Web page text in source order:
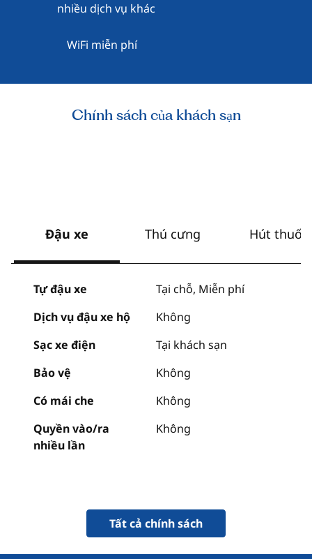
nhiều dịch vụ khác
WiFi miễn phí
Chính sách của khách sạn
Đậu xe Thú cưng Hút thuốc
Tự đậu xe Tại chỗ, Miễn phí
Dịch vụ đậu xe hộ
Không
Sạc xe điện
Tại khách sạn
Bảo vệ
Không
Có mái che
Không
Quyền vào/ra
nhiều lần
Không
Tất cả chính sách